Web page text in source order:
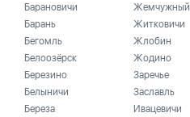
Барановичи
Барань
Бегомль
Белоозёрск
Березино
Белыничи
Береза
Жемчужный
Житковичи
Жлобин
Жодино
Заречье
Заславль
Ивацевичи